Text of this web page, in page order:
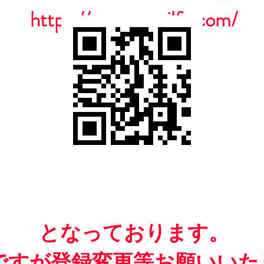
https://www.casailfc.com/
​となっております。